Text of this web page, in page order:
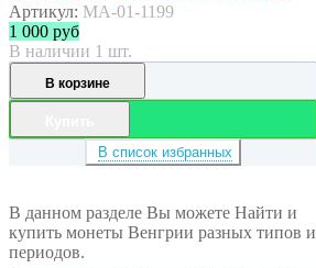
Артикул: MA-01-1199
1 000 руб
В наличии 1 шт.
В корзине
В список избранных
В данном разделе Вы можете Найти и
купить монеты Венгрии разных типов и
периодов.